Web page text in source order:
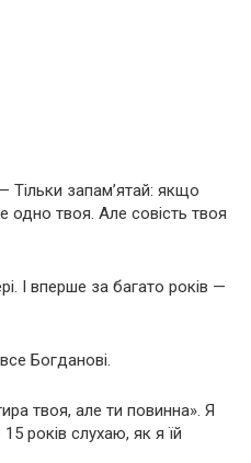
Тільки запам’ятай: якщо
одно твоя. Але совість твоя
І вперше за багато років —
Богданові.
твоя, але ти повинна». Я
років слухаю, як я їй